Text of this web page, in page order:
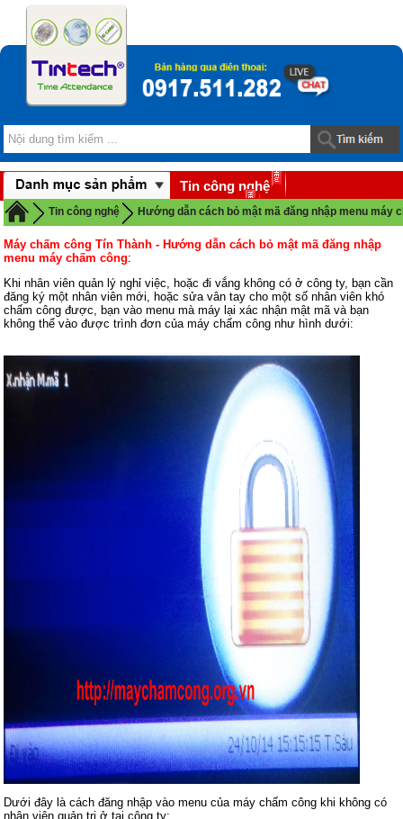
Tin công nghệ
Download
Tin công nghệ Hướng dẫn cách bỏ mật mã đăng nhập menu máy
Máy chấm công Tín Thành - Hướng dẫn cách bỏ mật mã đăng nhập
menu máy chấm công:
Khi nhân viên quản lý nghỉ việc, hoặc đi vắng không có ở công ty, bạn cần
đăng ký một nhân viên mới, hoặc sửa vân tay cho một số nhân viên khó
chấm công được, bạn vào menu mà máy lại xác nhận mật mã và bạn
không thể vào được trình đơn của máy chấm công như hình dưới:
Dưới đây là cách đăng nhập vào menu của máy chấm công khi không có
nhân viên quản trị ở tại công ty: